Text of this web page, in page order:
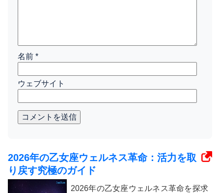
名前 *
ウェブサイト
コメントを送信
2026年の乙女座ウェルネス革命：活力を取
り戻す究極のガイド
2026年の乙女座ウェルネス革命を探求